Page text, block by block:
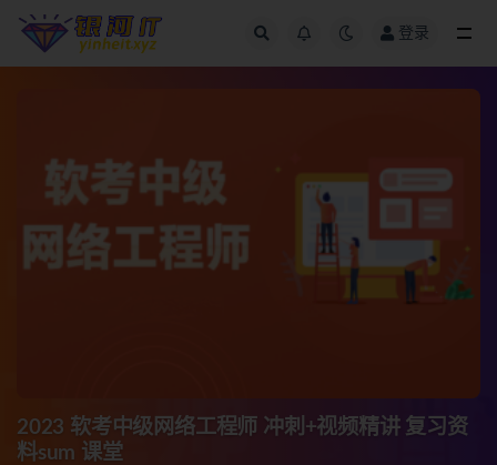
登录
2023 软考中级网络工程师 冲刺+视频精讲 复习资
料sum 课堂